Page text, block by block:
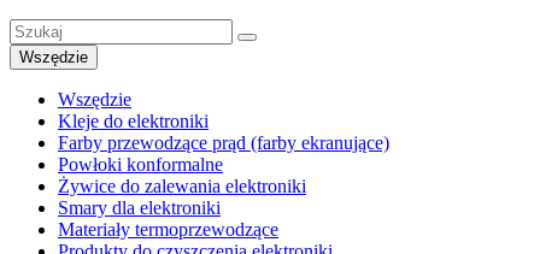
Wszędzie
Wszędzie
Kleje do elektroniki
Farby przewodzące prąd (farby ekranujące)
Powłoki konformalne
Żywice do zalewania elektroniki
Smary dla elektroniki
Materiały termoprzewodzące